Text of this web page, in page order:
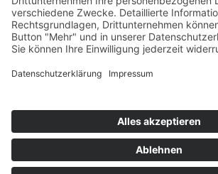
Tel.: (0 23 82) 21 51
Fax: (0 23 82) 13 20
Mail: info@schwienhorst-meier.de
Instagram: gibstoff
Öffnungszeiten
09.00 – 12.00 Uhr
Nachmittags nach telefonischer Vereinbarung